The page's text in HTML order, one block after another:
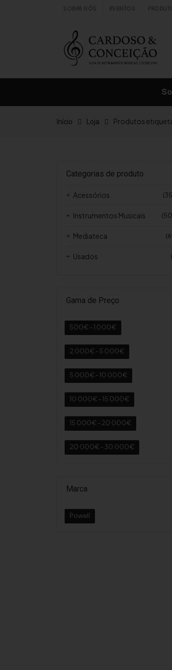
SOBRE NÓS EVENTOS
Início Loja Produtos
Categorias de produto
Acessórios
Instrumentos Musicais
Mediateca
Usados
Gama de Preço
500€ - 1 000€
2 000€ - 5 000€
5 000€ - 10 000€
10 000€ - 15 000€
15 000€ - 20 000€
20 000€ - 30 000€
Marca
Powell